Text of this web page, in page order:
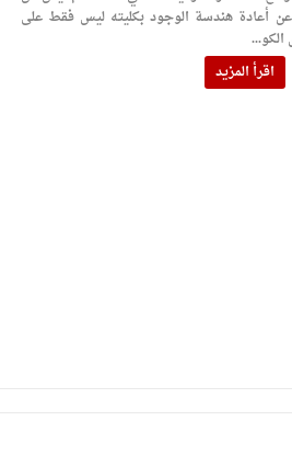
يقر مشروع تعديل قانون الملكية العقارية
تحرير الصحف اليومية ويؤكد حرص مجلس
عن أعادة هندسة الوجود بكليته ليس فقط على
اقرأ المزيد